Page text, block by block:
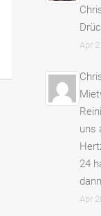
Apr
uns
24
Apr